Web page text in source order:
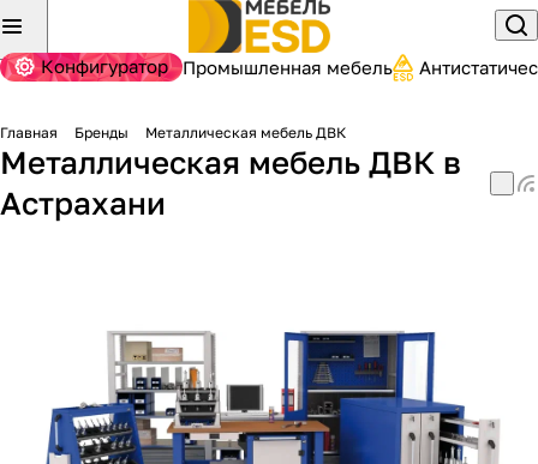
Конфигуратор Промышленная мебель
Главная Бренды Металлическая мебель ДВК
Металлическая мебель ДВК в
Астрахани